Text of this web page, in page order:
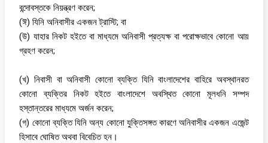
বন্দোবস্তকে নিয়ন্ত্রণ করেন;
(ঈ) যিনি অনিবাসীর একজন ট্রাস্টি; বা
(উ) যাহার নিকট হইতে বা মাধ্যমে অনিবাসী প্রত্যক্ষ বা পরোক্ষভাবে কোনো আয়
গ্রহণ করেন;
(খ) নিবাসী বা অনিবাসী কোনো ব্যক্তি যিনি বাংলাদেশের বাহিরে অবস্থানরত
কোনো ব্যক্তির নিকট হইতে বাংলাদেশে অবস্থিত কোনো মূলধনি সম্পদ
হস্তান্তরের মাধ্যমে অর্জন করেন;
(গ) কোনো ব্যক্তি যিনি অন্য কোনো যুক্তিসঙ্গত কারণে অনিবাসীর একজন এজেন্ট
হিসাবে ঘোষিত অথবা বিবেচিত হন।